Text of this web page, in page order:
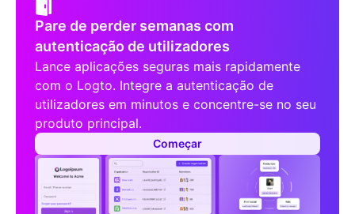
Pare de perder semanas com
autenticação de utilizadores
Lance aplicações seguras mais rapidamente
com o Logto. Integre a autenticação de
utilizadores em minutos e concentre-se no seu
produto principal.
Começar